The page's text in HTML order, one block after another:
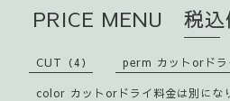
PRICE MENU 税込
CUT（4） perm カットorドラ
color カットorドライ料金は別にな